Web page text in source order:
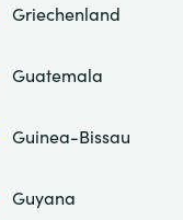
Griechenland
Guatemala
Guinea-Bissau
Guyana